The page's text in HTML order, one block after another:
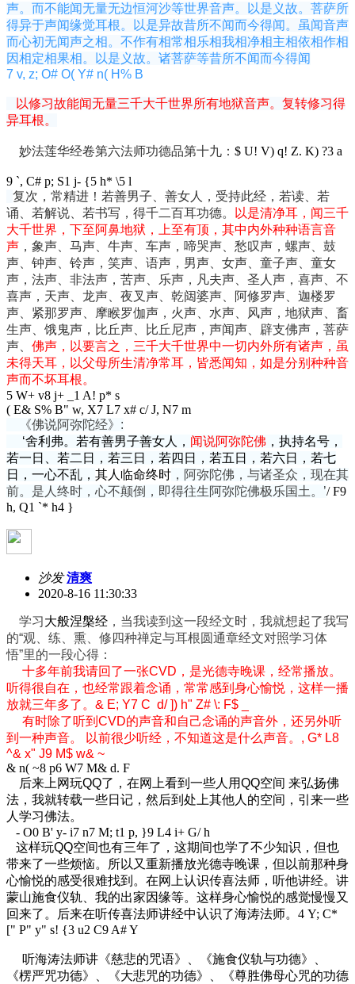
声。而不能闻无量无边恒河沙等世界音声。以是义故。菩萨所
得异于声闻缘觉耳根。以是异故昔所不闻而今得闻。虽闻音声
而心初无闻声之相。不作有相常相乐相我相净相主相依相作相
因相定相果相。以是义故。诸菩萨等昔所不闻而今得闻
7 v, z; O# O( Y# n( H% B
以修习故能闻无量三千大千世界所有地狱音声。复转修习得
异耳根。
妙法莲华经卷第六法师功德品第十九： $ U! V) q! Z. K) ?3 a
9 `, C# p; S1 j- {5 h* \5 l
复次，常精进！若善男子、善女人，受持此经，若读、若
诵、若解说、若书写，得千二百耳功德。
以是清净耳，闻三千
大千世界，下至阿鼻地狱，上至有顶，其中内外种种语言音
声 ，象声、马声、牛声、车声，啼哭声、愁叹声，螺声、鼓
声、钟声、铃声，笑声、语声，男声、女声、童子声、童女
声，法声、非法声，苦声、乐声，凡夫声、圣人声，喜声、不
喜声，天声、龙声、夜叉声、乾闼婆声、阿修罗声、迦楼罗
声、紧那罗声、摩睺罗伽声，火声、水声、风声，地狱声、畜
生声、饿鬼声，比丘声、比丘尼声，声闻声、辟支佛声，菩萨
声、 佛声，以要言之，三千大千世界中一切内外所有诸声，虽
未得天耳，以父母所生清净常耳，皆悉闻知，如是分别种种音
声而不坏耳根。
5 W+ v8 j+ _1 A! p* s
( E& S% B" w, X7 L7 x# c/ J, N7 m
《佛说阿弥陀经》:
‘舍利弗。若有善男子善女人， 闻说阿弥陀佛 ，执持名号，
若一日、若二日，若三日，若四日，若五日，若六日，若七
日，一心不乱， 其人临命终时 ，阿弥陀佛，与诸圣众，现在其
前。是人终时，心不颠倒，即得往生阿弥陀佛极乐国土。’/ F9
h, Q1 `* h4 }
沙发 清爽
2020-8-16 11:30:33
学习大般涅槃经 ，当我读到这一段经文时，我就想起了我写
的“观、练、熏、修四种禅定与耳根圆通章经文对照学习体
悟”里的一段心得：
十多年前我请回了一张CVD，是光德寺晚课，经常播放。
听得很自在，也经常跟着念诵，常常感到身心愉悦，这样一播
放就三年多了。 & E; Y7 C d/ ]) h" Z# \: F$ _
有时除了听到CVD的声音和自己念诵的声音外，还另外听
到一种声音。 以前很少听经，不知道这是什么声音。 , G* L8
^& x" J9 M$ w& ~
& n( ~8 p6 W7 M& d. F
后来上网玩QQ了，在网上看到一些人用QQ空间 来弘扬佛
法，我就转载一些日记，然后到处上其他人的空间，引来一些
人学习佛法。
- O0 B' y- i7 n7 M; t1 p, }9 L4 i+ G/ h
这样玩QQ空间也有三年了，这期间也学了不少知识，但也
带来了一些烦恼。所以又重新播放光德寺晚课，但以前那种身
心愉悦的感受很难找到。在网上认识传喜法师，听他讲经。讲
蒙山施食仪轨、我的出家因缘等。这样身心愉悦的感觉慢慢又
回来了。后来在听传喜法师讲经中认识了海涛法师。 4 Y; C*
[" P" y" s! {3 u2 C9 A# Y
听海涛法师讲《慈悲的咒语》、《施食仪轨与功德》、
《楞严咒功德》、《大悲咒的功德》、《尊胜佛母心咒的功德